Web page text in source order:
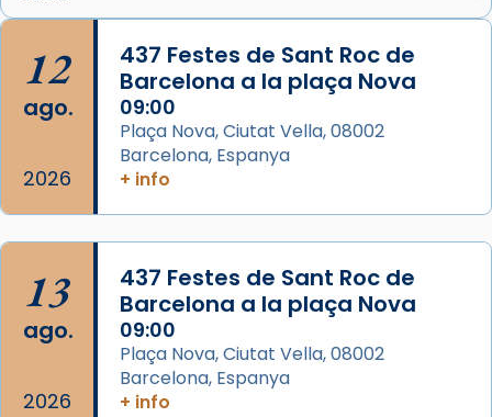
Memòria de les santes Juliana i
Semproniana, verges i màrtirs.
Acompanyant la història de sant Cugat, a
partir de l’Edat Mitjana sorgeix la tradició
que les santes Juliana (“relatiu a Júlia”) i
Semproniana (“relatiu a Semprònia =
eterna”) són deixebles seves. I l’any 1667, el
frare Joan Gaspar Roig, afirma en una obra
que les santes són filles de l’antiga Iluro.
Mataró en reivindicarà les relíq
... Ver más
Foto
View on Facebook Share
12
ago.
2026
437 Festes de Sant Roc de
Barcelona a la plaça Nova
09:00
Plaça Nova, Ciutat Vella, 08002
Barcelona, Espanya
+ info
13
ago.
2026
437 Festes de Sant Roc de
Barcelona a la plaça Nova
09:00
Plaça Nova, Ciutat Vella, 08002
Barcelona, Espanya
+ info